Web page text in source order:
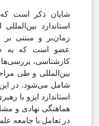
شایان ذکر است که
استاندارد
زمان‌بر و مبتنی
کارشناسی،
بین‌المللی و طی
شامل می‌شود. در
استاندارد ایزو با
هماهنگی نهادی و
در تعامل با جامعه